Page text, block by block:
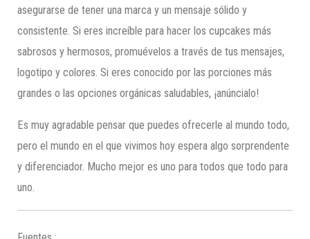
asegurarse de tener una marca y un mensaje sólido y
consistente. Si eres increíble para hacer los cupcakes más
sabrosos y hermosos, promuévelos a través de tus mensajes,
logotipo y colores. Si eres conocido por las porciones más
grandes o las opciones orgánicas saludables, ¡anúncialo!
Es muy agradable pensar que puedes ofrecerle al mundo todo,
pero el mundo en el que vivimos hoy espera algo sorprendente
y diferenciador. Mucho mejor es uno para todos que todo para
uno.